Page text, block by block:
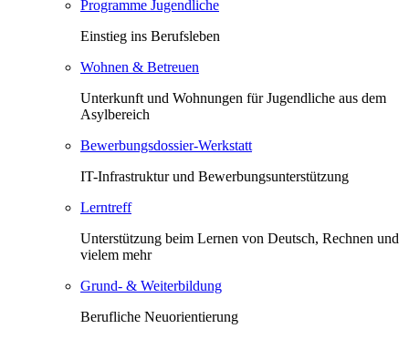
Programme Jugendliche
Einstieg ins Berufsleben
Wohnen & Betreuen
Unterkunft und Wohnungen für Jugendliche aus dem
Asylbereich
Bewerbungsdossier-Werkstatt
IT-Infrastruktur und Bewerbungsunterstützung
Lerntreff
Unterstützung beim Lernen von Deutsch, Rechnen und
vielem mehr
Grund- & Weiterbildung
Berufliche Neuorientierung